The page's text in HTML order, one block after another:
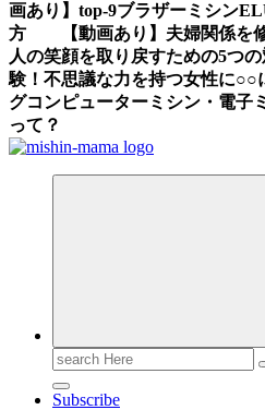
画あり】 top-9ブラザーミシン
方 【動画あり】 夫婦関係を
人の笑顔を取り戻すための5つ
験！不思議な力を持つ女性に○○
グコンピューターミシン・電子
って？
Search
for:
Subscribe